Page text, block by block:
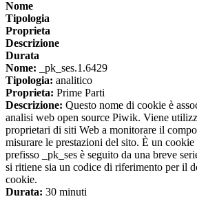
Nome
Tipologia
Proprieta
Descrizione
Durata
Nome: _pk_ses.1.6429
Tipologia: analitico
Proprieta: Prime Parti
Descrizione: Questo nome di cookie è
analisi web open source Piwik. Viene
proprietari di siti Web a monitorare il
misurare le prestazioni del sito. È un
prefisso _pk_ses è seguito da una breve
si ritiene sia un codice di riferimento per il
cookie.
Durata: 30 minuti